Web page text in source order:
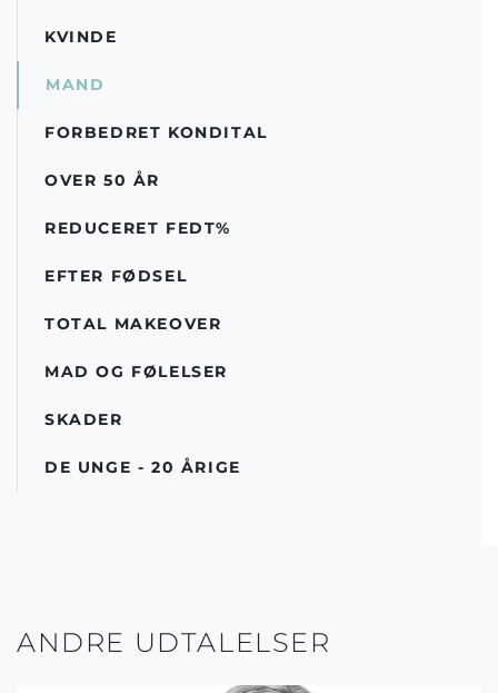
KVINDE
MAND
FORBEDRET KONDITAL
OVER 50 ÅR
REDUCERET FEDT%
EFTER FØDSEL
TOTAL MAKEOVER
MAD OG FØLELSER
SKADER
DE UNGE - 20 ÅRIGE
ANDRE UDTALELSER